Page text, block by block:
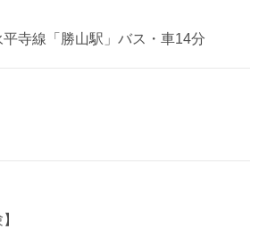
寺線「勝山駅」バス・車14分